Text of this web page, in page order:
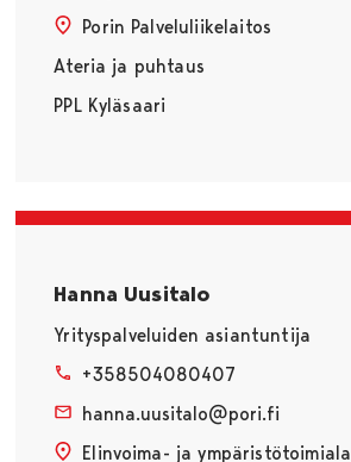
Porin Palveluliikelaitos
Ateria ja puhtaus
PPL Kyläsaari
Hanna Uusitalo
Yrityspalveluiden asiantuntija
+358504080407
hanna.uusitalo@pori.fi
Elinvoima- ja ympäristötoimiala